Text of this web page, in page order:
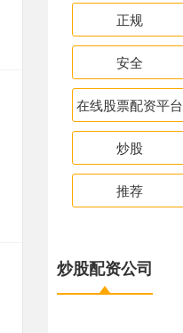
正规
安全
在线股票配资平台
炒股
推荐
炒股配资公司